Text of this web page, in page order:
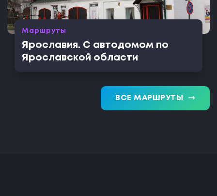
Маршруты
Ярославия. С автодомом по
Ярославской области
ВСЕ МАРШРУТЫ trending_flat